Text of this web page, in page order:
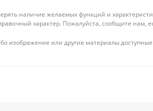
наличие желаемых функций и
характер. Пожалуйста, сообщите нам,
изображение или другие материалы